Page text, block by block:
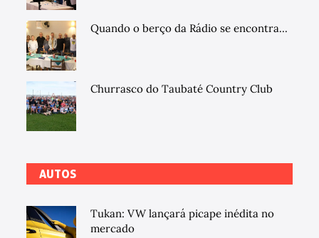
Quando o berço da Rádio se encontra...
Churrasco do Taubaté Country Club
AUTOS
Tukan: VW lançará picape inédita no
mercado